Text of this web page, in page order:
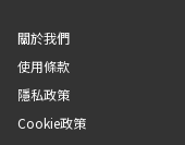
關於我們
使用條款
隱私政策
Cookie政策